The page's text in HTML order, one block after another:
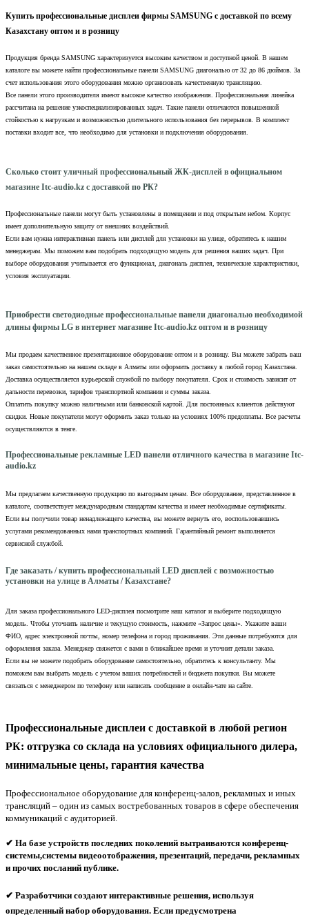
Купить профессиональные дисплеи фирмы SAMSUNG с доставкой по всему
Казахстану оптом и в розницу
Продукция бренда SAMSUNG характеризуется высоким качеством и доступной ценой. В нашем
каталоге вы можете найти профессиональные панели SAMSUNG диагональю от 32 до 86 дюймов. За
счет использования этого оборудования можно организовать качественную трансляцию.
Все панели этого производителя имеют высокое качество изображения. Профессиональная линейка
рассчитана на решение узкоспециализированных задач. Такие панели отличаются повышенной
стойкостью к нагрузкам и возможностью длительного использования без перерывов. В комплект
поставки входит все, что необходимо для установки и подключения оборудования.
Сколько стоит уличный профессиональный ЖК-дисплей в официальном
магазине Itc-audio.kz с доставкой по РК?
Профессиональные панели могут быть установлены в помещении и под открытым небом. Корпус
имеет дополнительную защиту от внешних воздействий.
Если вам нужна интерактивная панель или дисплей для установки на улице, обратитесь к нашим
менеджерам. Мы поможем вам подобрать подходящую модель для решения ваших задач. При
выборе оборудования учитывается его функционал, диагональ дисплея, технические характеристики,
условия эксплуатации.
Приобрести светодиодные профессиональные панели диагональю необходимой
длины фирмы LG в интернет магазине Itc-audio.kz оптом и в розницу
Мы продаем качественное презентационное оборудование оптом и в розницу. Вы можете забрать ваш
заказ самостоятельно на нашем складе в Алматы или оформить доставку в любой город Казахстана.
Доставка осуществляется курьерской службой по выбору покупателя. Срок и стоимость зависит от
дальности перевозки, тарифов транспортной компании и суммы заказа.
Оплатить покупку можно наличными или банковской картой. Для постоянных клиентов действуют
скидки. Новые покупатели могут оформить заказ только на условиях 100% предоплаты. Все расчеты
осуществляются в тенге.
Профессиональные рекламные LED панели отличного качества в магазине Itc-
audio.kz
Мы предлагаем качественную продукцию по выгодным ценам. Все оборудование, представленное в
каталоге, соответствует международным стандартам качества и имеет необходимые сертификаты.
Если вы получили товар ненадлежащего качества, вы можете вернуть его, воспользовавшись
услугами рекомендованных нами транспортных компаний. Гарантийный ремонт выполняется
сервисной службой.
Где заказать / купить профессиональный LED дисплей с возможностью
установки на улице в Алматы / Казахстане?
Для заказа профессионального LED-дисплея посмотрите наш каталог и выберите подходящую
модель. Чтобы уточнить наличие и текущую стоимость, нажмите «Запрос цены». Укажите ваши
ФИО, адрес электронной почты, номер телефона и город проживания. Эти данные потребуются для
оформления заказа. Менеджер свяжется с вами в ближайшее время и уточнит детали заказа.
Если вы не можете подобрать оборудование самостоятельно, обратитесь к консультанту. Мы
поможем вам выбрать модель с учетом ваших потребностей и бюджета покупки. Вы можете
связаться с менеджером по телефону или написать сообщение в онлайн-чате на сайте.
Профессиональные дисплеи с доставкой в любой регион
РК: отгрузка со склада на условиях официального дилера,
минимальные цены, гарантия качества
Профессиональное оборудование для конференц-залов, рекламных и иных
трансляций – один из самых востребованных товаров в сфере обеспечения
коммуникаций с аудиторией.
✔ На базе устройств последних поколений вытраиваются конференц-
системы,системы видеоотображения, презентаций, передачи, рекламных
и прочих посланий публике.
✔ Разработчики создают интерактивные решения, используя
определенный набор оборудования. Если предусмотрена